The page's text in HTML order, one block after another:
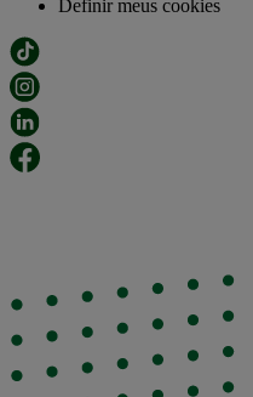
Definir meus cookies